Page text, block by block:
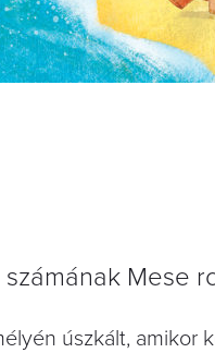
Mese
úszkált, amikor